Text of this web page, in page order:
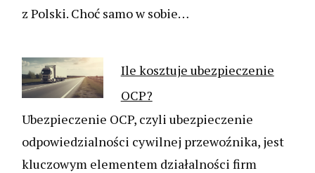
z Polski. Choć samo w sobie…
Ile kosztuje ubezpieczenie
OCP?
Ubezpieczenie OCP, czyli ubezpieczenie
odpowiedzialności cywilnej przewoźnika, jest
kluczowym elementem działalności firm